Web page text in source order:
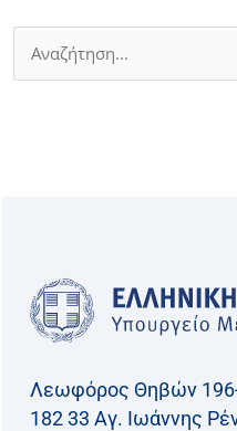
Αναζήτηση
για:
Λεωφόρος Θηβών
182 33 Aγ. Ιωάννης